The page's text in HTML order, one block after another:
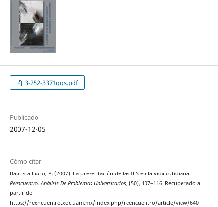
3-252-3371gqs.pdf
Publicado
2007-12-05
Cómo citar
Baptista Lucio, P. (2007). La presentación de las IES en la vida cotidiana.
Reencuentro. Análisis De Problemas Universitarios, (50), 107–116. Recuperado a
partir de
https://reencuentro.xoc.uam.mx/index.php/reencuentro/article/view/640